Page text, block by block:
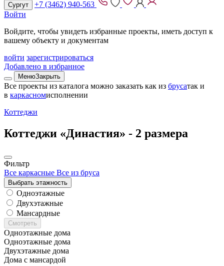
Сургут
+7 (3462) 940-563
Войти
Войдите, чтобы увидеть избранные проекты, иметь доступ к
вашему объекту и документам
войти зарегистрироваться
Добавлено в избранное
МенюЗакрыть
Все проекты из каталога можно заказать как из брусатак и
в каркасномисполнении
Коттеджи
Коттеджи «Династия» - 2 размера
Фильтр
Все каркасные Все из бруса
Выбрать этажность
Одноэтажные
Двухэтажные
Мансардные
Смотреть
Одноэтажные дома
Одноэтажные дома
Двухэтажные дома
Дома с мансардой